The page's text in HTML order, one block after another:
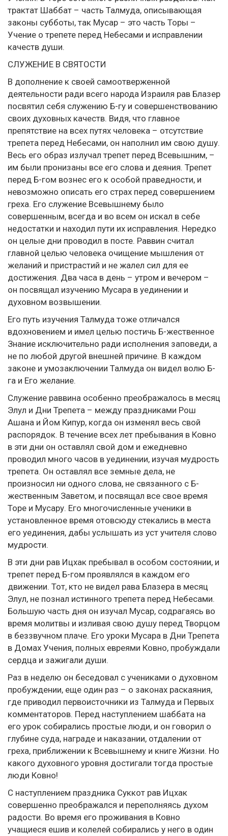
трактат Шаббат – часть Талмуда, описывающая
законы субботы, так Мусар – это часть Торы –
Учение о трепете перед Небесами и исправлении
качеств души.
СЛУЖЕНИЕ В СВЯТОСТИ
В дополнение к своей самоотверженной
деятельности ради всего народа Израиля рав Блазер
посвятил себя служению Б-гу и совершенствованию
своих духовных качеств. Видя, что главное
препятствие на всех путях человека – отсутствие
трепета перед Небесами, он наполнил им свою душу.
Весь его образ излучал трепет перед Всевышним, –
им были пронизаны все его слова и деяния. Трепет
перед Б-гом вознес его к особой праведности, и
невозможно описать его страх перед совершением
греха. Его служение Всевышнему было
совершенным, всегда и во всем он искал в себе
недостатки и находил пути их исправления. Нередко
он целые дни проводил в посте. Раввин считал
главной целью человека очищение мышления от
желаний и пристрастий и не жалел сил для ее
достижения. Два часа в день – утром и вечером –
он посвящал изучению Мусара в уединении и
духовном возвышении.
Его путь изучения Талмуда тоже отличался
вдохновением и имел целью постичь Б-жественное
Знание исключительно ради исполнения заповеди, а
не по любой другой внешней причине. В каждом
законе и умозаключении Талмуда он видел волю Б-
га и Его желание.
Служение раввина особенно преображалось в месяц
Элул и Дни Трепета – между праздниками Рош
Ашана и Йом Кипур, когда он изменял весь свой
распорядок. В течение всех лет пребывания в Ковно
в эти дни он оставлял свой дом и ежедневно
проводил много часов в уединении, изучая мудрость
трепета. Он оставлял все земные дела, не
произносил ни одного слова, не связанного с Б-
жественным Заветом, и посвящал все свое время
Торе и Мусару. Его многочисленные ученики в
установленное время отовсюду стекались в места
его уединения, дабы услышать из уст учителя слово
мудрости.
В эти дни рав Ицхак пребывал в особом состоянии, и
трепет перед Б-гом проявлялся в каждом его
движении. Тот, кто не видел рава Блазера в месяц
Элул, не познал истинного трепета перед Небесами.
Большую часть дня он изучал Мусар, содрагаясь во
время молитвы и изливая свою душу перед Творцом
в беззвучном плаче. Его уроки Мусара в Дни Трепета
в Домах Учения, полных евреями Ковно, пробуждали
сердца и зажигали души.
Раз в неделю он беседовал с учениками о духовном
пробуждении, еще один раз – о законах раскаяния,
где приводил первоисточники из Талмуда и Первых
комментаторов. Перед наступлением шаббата на
его урок собирались простые люди, и он говорил о
глубине суда, награде и наказании, отдалении от
греха, приближении к Всевышнему и книге Жизни. Но
какого духовного уровня достигали тогда простые
люди Ковно!
С наступлением праздника Суккот рав Ицхак
совершенно преображался и переполняясь духом
радости. Во время его проживания в Ковно
учащиеся ешив и колелей собирались у него в один